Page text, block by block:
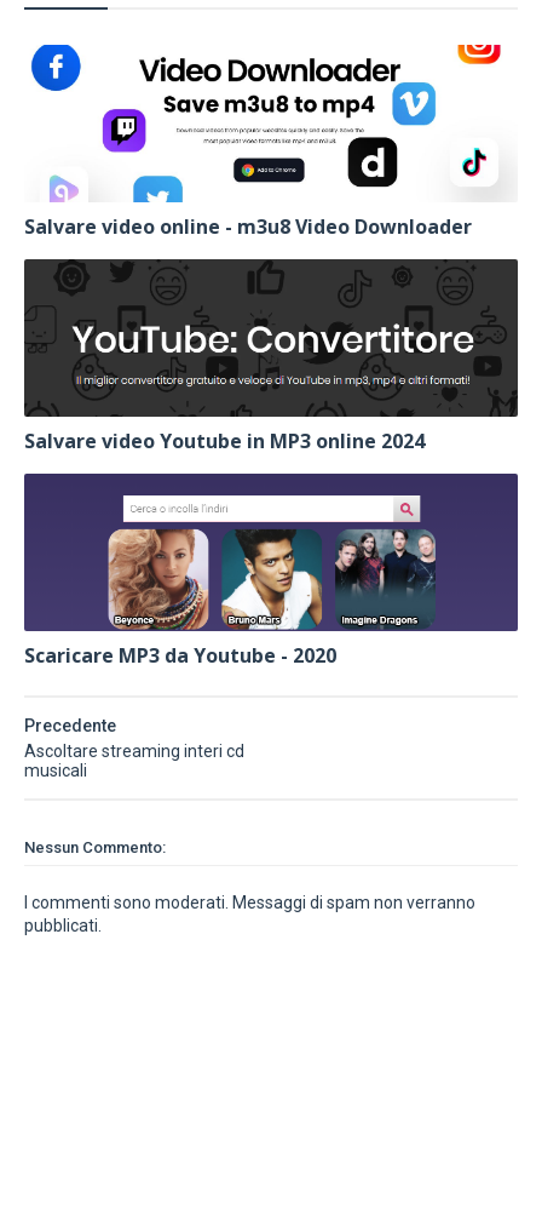
Salvare video online - m3u8 Video Downloader
Salvare video Youtube in MP3 online 2024
Scaricare MP3 da Youtube - 2020
Precedente
Ascoltare streaming interi cd
musicali
Nessun Commento:
I commenti sono moderati. Messaggi di spam non verranno
pubblicati.